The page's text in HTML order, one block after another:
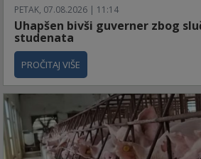
PETAK, 07.08.2026 | 11:14
Uhapšen bivši guverner zbog
studenata
PROČITAJ VIŠE